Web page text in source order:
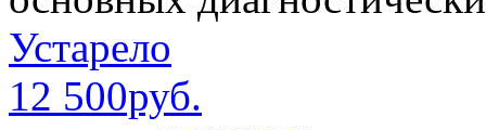
Устарело
12 500руб.